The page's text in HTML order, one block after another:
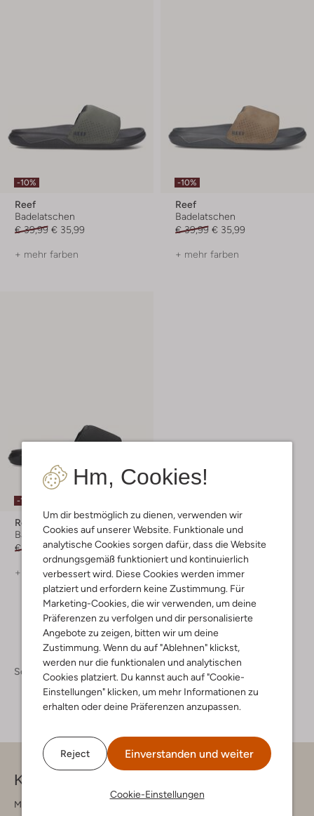
Hm, Cookies!
Um dir bestmöglich zu dienen, verwenden wir
Cookies auf unserer Website. Funktionale und
analytische Cookies sorgen dafür, dass die Website
ordnungsgemäß funktioniert und kontinuierlich
verbessert wird. Diese Cookies werden immer
platziert und erfordern keine Zustimmung. Für
Marketing-Cookies, die wir verwenden, um deine
Präferenzen zu verfolgen und dir personalisierte
Angebote zu zeigen, bitten wir um deine
Zustimmung. Wenn du auf "Ablehnen" klickst,
werden nur die funktionalen und analytischen
Cookies platziert. Du kannst auch auf "Cookie-
Einstellungen" klicken, um mehr Informationen zu
erhalten oder deine Präferenzen anzupassen.
Reject Einverstanden und weiter
Cookie-Einstellungen
-10%
Reef
Badelatschen
€ 39,99 € 35,99
+ mehr farben
-10%
Reef
Badelatschen
€ 39,99 € 35,99
+ mehr farben
-10%
Reef
Badelatschen
€ 39,99 € 35,99
+ mehr farben
Schuhe Pantoletten Pantoletten Herren
Kontakt
Montag - Freitag 09:00 - 17:00 uur